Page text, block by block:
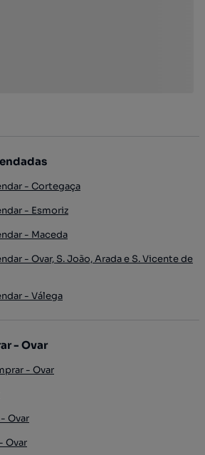
- Cortegaça
- Esmoriz
- Maceda
- Ovar, S. João, Arada e S. Vicente de
- Válega
- Ovar
- Ovar
Ovar
Ovar